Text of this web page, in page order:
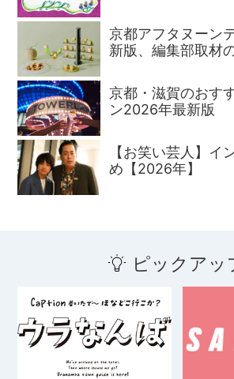
京都アフタヌーン
新版、編集部取材
京都・滋賀のおす
ン2026年最新版
【お笑い芸人】イ
め【2026年】
ピックアッ